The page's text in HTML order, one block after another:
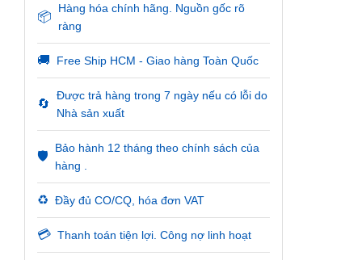
📦
Hàng hóa chính hãng. Nguồn gốc rõ
ràng
🚚 Free Ship HCM - Giao hàng Toàn Quốc
🔄
Được trả hàng trong 7 ngày nếu có lỗi do
Nhà sản xuất
🛡️
Bảo hành 12 tháng theo chính sách của
hàng .
♻️ Đầy đủ CO/CQ, hóa đơn VAT
💳 Thanh toán tiện lợi. Công nợ linh hoạt